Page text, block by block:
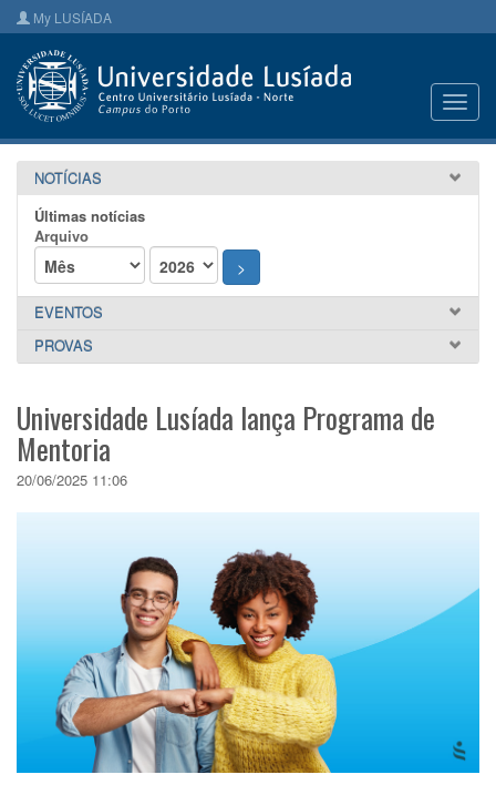
My LUSÍADA
NOTÍCIAS
Últimas notícias
Arquivo
>
EVENTOS
PROVAS
Universidade Lusíada lança Programa de
Mentoria
20/06/2025 11:06